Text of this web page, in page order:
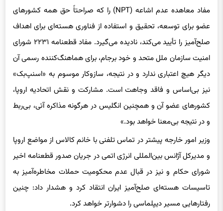
مفاد معاهده عدم اشاعه (NPT) را که صراحتاً حق همه کشورهای
عضو برای توسعه، تحقیق و استفاده از فناوری هسته‌ای برای اهداف
صلح‌آمیز را تأیید می‌کند، نادیده می‌گیرد. مفاد قطعنامه ۲۲۳۱ شورای
امنیت سازمان ملل متحد و خود برجام، برای هماهنگ‌کننده رسمی آن
دیگر هیچ اعتباری ندارد و در نتیجه، سازوکار موسوم به «اسنپ‌بک»
نیز بی‌اساس و فاقد وجاهت است. مشارکت و نقش اتحادیه اروپا،
کشورهای عضو آن و همچنین انگلیس در هرگونه مذاکره آتی، بی‌ربط
و در نتیجه بی‌معنا خواهد بود.»
وزیر امور خارجه پیشتر در تماس تلفنی با خانم کالاس از مواضع اروپا
و مدیرکل آژانس بین‌المللی انرژی اتمی در جریان صدور قطعنامه اخیر
شورای حکام و نیز در قبال عدم محکومیت حملات مخاطره‌آمیز به
تاسیسات هسته‌ای صلح‌آمیز ایران انتقاد کرد و هشدار داد: چنین
رفتارهایی مسیر دیپلماسی را دشوارتر خواهد کرد.